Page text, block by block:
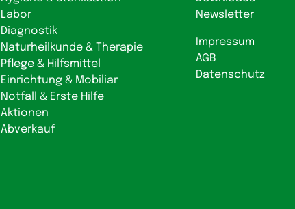
Labor
Diagnostik
Naturheilkunde & Therapie
Pflege & Hilfsmittel
Einrichtung & Mobiliar
Notfall & Erste Hilfe
Aktionen
Abverkauf
Newsletter
Impressum
AGB
Datenschutz